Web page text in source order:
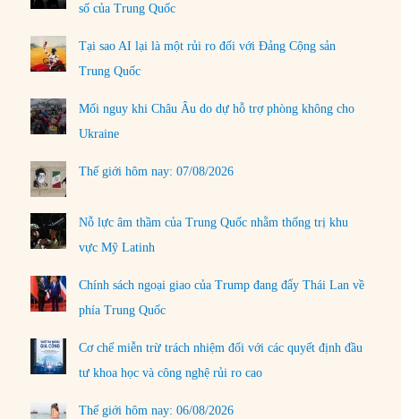
số của Trung Quốc
Tại sao AI lại là một rủi ro đối với Đảng Cộng sản
Trung Quốc
Mối nguy khi Châu Âu do dự hỗ trợ phòng không cho
Ukraine
Thế giới hôm nay: 07/08/2026
Nỗ lực âm thầm của Trung Quốc nhằm thống trị khu
vực Mỹ Latinh
Chính sách ngoại giao của Trump đang đẩy Thái Lan về
phía Trung Quốc
Cơ chế miễn trừ trách nhiệm đối với các quyết định đầu
tư khoa học và công nghệ rủi ro cao
Thế giới hôm nay: 06/08/2026